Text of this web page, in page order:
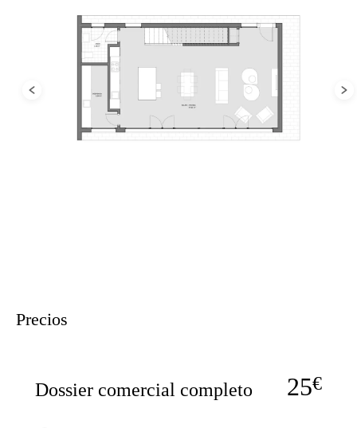
Precios
Dossier comercial completo 25€